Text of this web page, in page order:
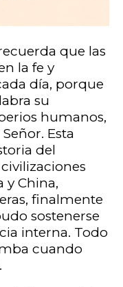
que las
la fe y
día, porque
su
humanos,
Esta
del
y China,
finalmente
sostenerse
interna. Todo
cuando